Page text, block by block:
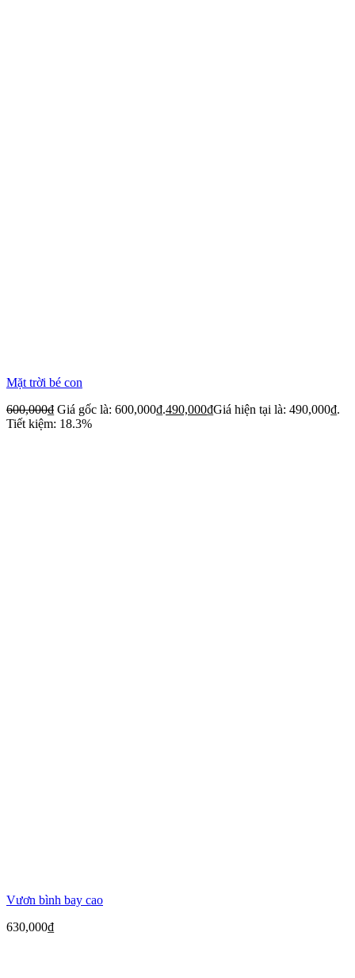
Mặt trời bé con
600,000₫ Giá gốc là: 600,000₫.490,000₫Giá hiện tại là: 490,000₫.
Tiết kiệm: 18.3%
Vươn bình bay cao
630,000₫